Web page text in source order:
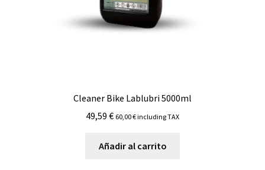
Cleaner Bike Lablubri 5000ml
49,59 € 60,00€including TAX
Añadir al carrito